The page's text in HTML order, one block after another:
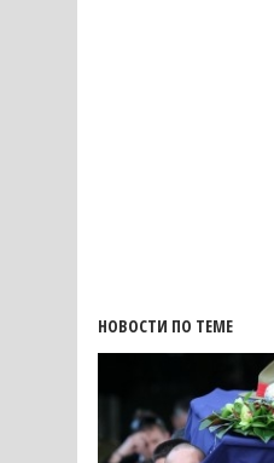
НОВОСТИ ПО ТЕМЕ